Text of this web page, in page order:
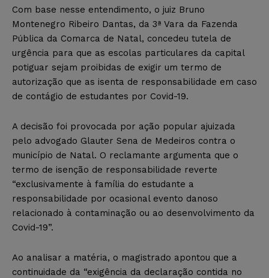
Com base nesse entendimento, o juiz Bruno
Montenegro Ribeiro Dantas, da 3ª Vara da Fazenda
Pública da Comarca de Natal, concedeu tutela de
urgência para que as escolas particulares da capital
potiguar sejam proibidas de exigir um termo de
autorização que as isenta de responsabilidade em caso
de contágio de estudantes por Covid-19.
A decisão foi provocada por ação popular ajuizada
pelo advogado Glauter Sena de Medeiros contra o
município de Natal. O reclamante argumenta que o
termo de isenção de responsabilidade reverte
“exclusivamente à família do estudante a
responsabilidade por ocasional evento danoso
relacionado à contaminação ou ao desenvolvimento da
Covid-19”.
Ao analisar a matéria, o magistrado apontou que a
continuidade da “exigência da declaração contida no